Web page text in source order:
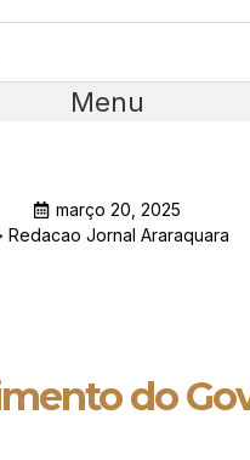
Menu
março 20, 2025
Redacao Jornal Araraquara
do